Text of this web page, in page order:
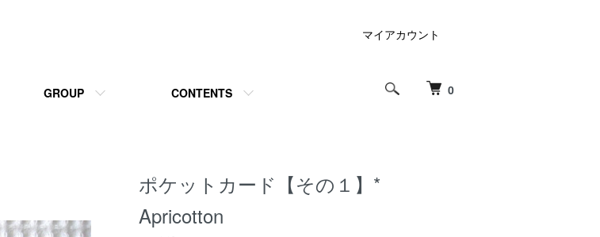
0
GROUP CONTENTS
マイアカウント
ポケットカード【その１】*
Apricotton